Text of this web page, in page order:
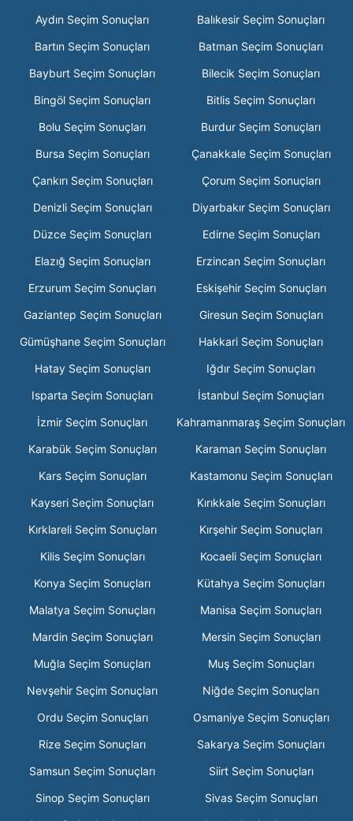
Aydın Seçim Sonuçları
Balıkesir Seçim Sonuçları
Bartın Seçim Sonuçları
Batman Seçim Sonuçları
Bayburt Seçim Sonuçları
Bilecik Seçim Sonuçları
Bingöl Seçim Sonuçları
Bitlis Seçim Sonuçları
Bolu Seçim Sonuçları
Burdur Seçim Sonuçları
Bursa Seçim Sonuçları
Çanakkale Seçim Sonuçları
Çankırı Seçim Sonuçları
Çorum Seçim Sonuçları
Denizli Seçim Sonuçları
Diyarbakır Seçim Sonuçları
Düzce Seçim Sonuçları
Edirne Seçim Sonuçları
Elazığ Seçim Sonuçları
Erzincan Seçim Sonuçları
Erzurum Seçim Sonuçları
Eskişehir Seçim Sonuçları
Gaziantep Seçim Sonuçları
Giresun Seçim Sonuçları
Gümüşhane Seçim Sonuçları
Hakkari Seçim Sonuçları
Hatay Seçim Sonuçları
Iğdır Seçim Sonuçları
Isparta Seçim Sonuçları
İstanbul Seçim Sonuçları
İzmir Seçim Sonuçları
Kahramanmaraş Seçim Sonuçları
Karabük Seçim Sonuçları
Karaman Seçim Sonuçları
Kars Seçim Sonuçları
Kastamonu Seçim Sonuçları
Kayseri Seçim Sonuçları
Kırıkkale Seçim Sonuçları
Kırklareli Seçim Sonuçları
Kırşehir Seçim Sonuçları
Kilis Seçim Sonuçları
Kocaeli Seçim Sonuçları
Konya Seçim Sonuçları
Kütahya Seçim Sonuçları
Malatya Seçim Sonuçları
Manisa Seçim Sonuçları
Mardin Seçim Sonuçları
Mersin Seçim Sonuçları
Muğla Seçim Sonuçları
Muş Seçim Sonuçları
Nevşehir Seçim Sonuçları
Niğde Seçim Sonuçları
Ordu Seçim Sonuçları
Osmaniye Seçim Sonuçları
Rize Seçim Sonuçları
Sakarya Seçim Sonuçları
Samsun Seçim Sonuçları
Siirt Seçim Sonuçları
Sinop Seçim Sonuçları
Sivas Seçim Sonuçları